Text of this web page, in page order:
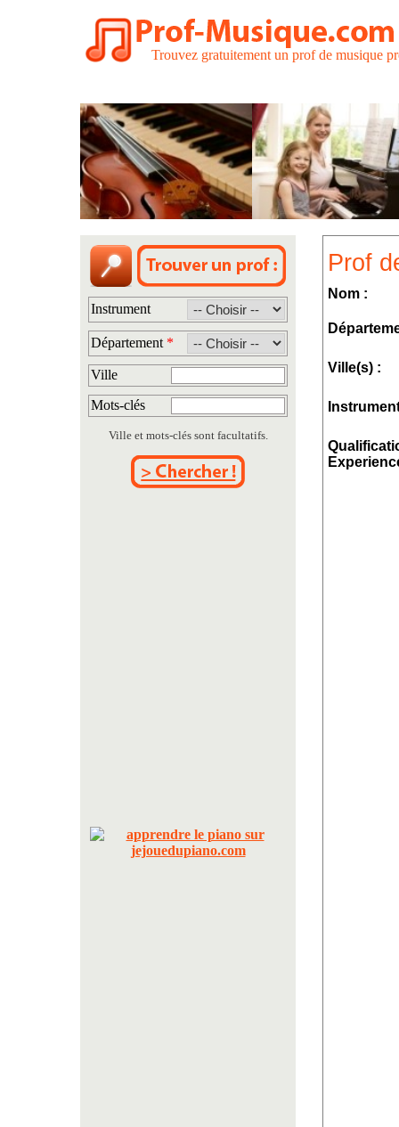
Trouvez gratuitement un prof de musique
Instrument
Département *
Ville
Mots-clés
Ville et mots-clés sont facultatifs.
Prof
Nom :
Ville(s) :